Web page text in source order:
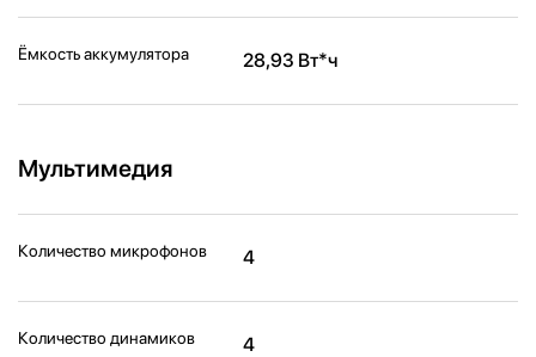
Ёмкость аккумулятора 28,93 Вт*ч
Мультимедия
Количество микрофонов 4
Количество динамиков 4